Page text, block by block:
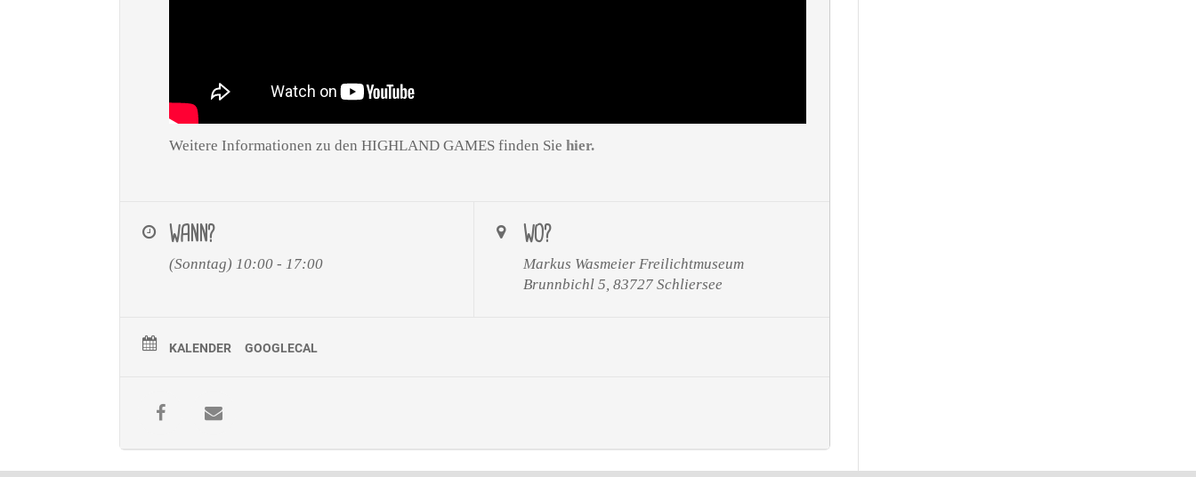
Weitere Informationen zu den HIGHLAND GAMES finden Siehier.
WANN?
(Sonntag) 10:00 - 17:00
WO?
Markus Wasmeier Freilichtmuseum
Brunnbichl 5, 83727 Schliersee
KALENDER GOOGLECAL